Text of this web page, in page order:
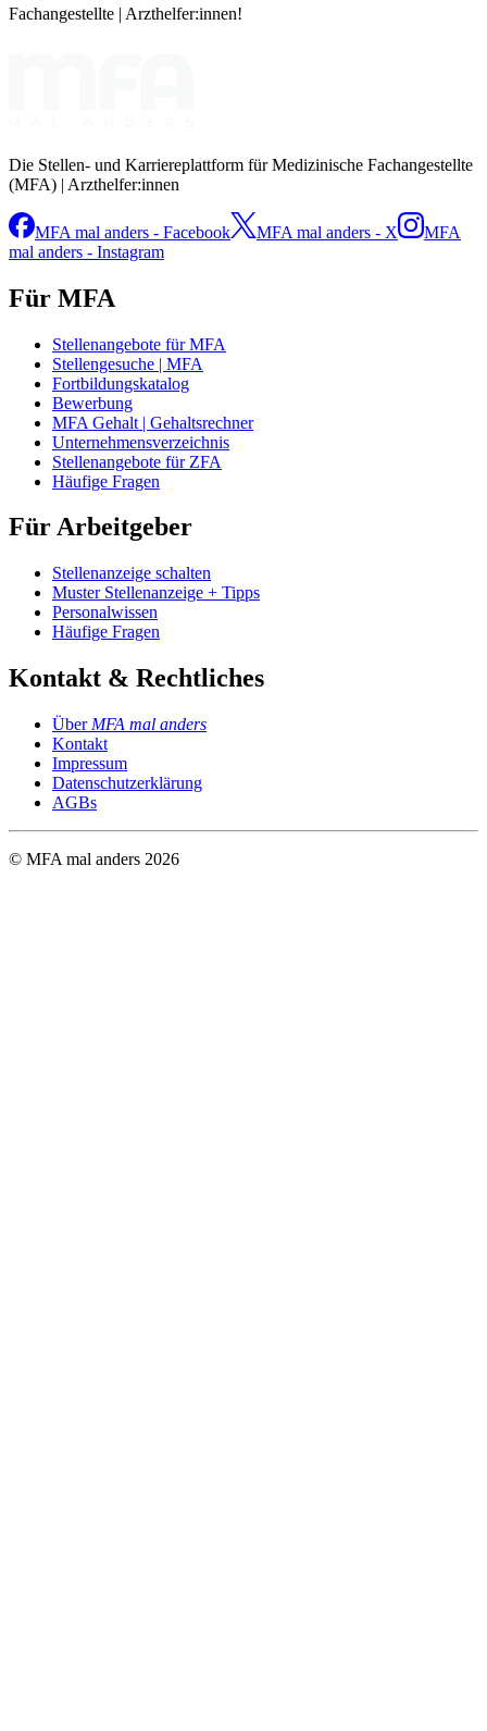
Fachangestellte | Arzthelfer:innen!
Die Stellen- und Karriereplattform für Medizinische Fachangestellte
(MFA) | Arzthelfer:innen
MFA mal anders - Facebook MFA mal anders - X
MFA
mal anders - Instagram
Für MFA
Stellenangebote für MFA
Stellengesuche | MFA
Fortbildungskatalog
Bewerbung
MFA Gehalt | Gehaltsrechner
Unternehmensverzeichnis
Stellenangebote für ZFA
Häufige Fragen
Für Arbeitgeber
Stellenanzeige schalten
Muster Stellenanzeige + Tipps
Personalwissen
Häufige Fragen
Kontakt & Rechtliches
Über MFA mal anders
Kontakt
Impressum
Datenschutzerklärung
AGBs
© MFA mal anders 2026